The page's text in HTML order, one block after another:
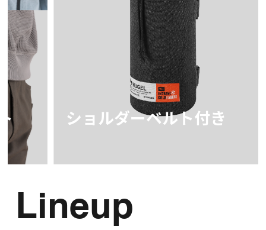
ショルダーベルト付き
Lineup